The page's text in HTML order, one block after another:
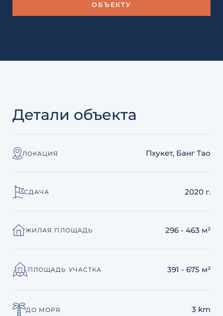
ОБЪЕКТУ
Детали объекта
ЛОКАЦИЯ Пхукет, Банг Тао
СДАЧА 2020 г.
ЖИЛАЯ ПЛОЩАДЬ 296 - 463 м²
ПЛОЩАДЬ УЧАСТКА 391 - 675 м²
ДО МОРЯ 3 km